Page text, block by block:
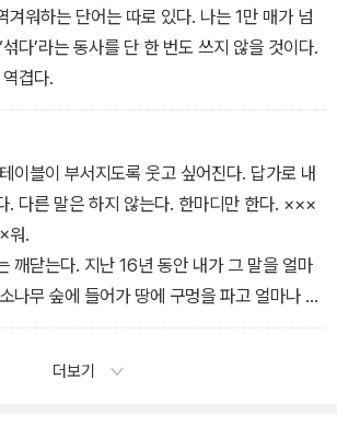
임이 안고 있었다고 했다. (중략)
앉아서 무언가를 그리고는 주방으로 걸어와
아이의 그림을 보고 한동안 움직일 수 없었다.
힘든 검은 선들이 가득했다. 아이가 스케치
로 채운 건 그때가 처음이자 마지막이었다. 굳
다보며 아이가 말했다.
숲이야. 늑대가 가득해.”
겨워하는 단어는 따로 있다. 나는 1만 매가 넘
다’라는 동사를 단 한 번도 쓰지 않을 것이다.
역겹다.
이블이 부서지도록 웃고 싶어진다. 답가로 내
. 다른 말은 하지 않는다. 한마디만 한다. ×××
워.
깨닫는다. 지난 16년 동안 내가 그 말을 얼마
나무 숲에 들어가 땅에 구멍을 파고 얼마나 외
을!
더보기